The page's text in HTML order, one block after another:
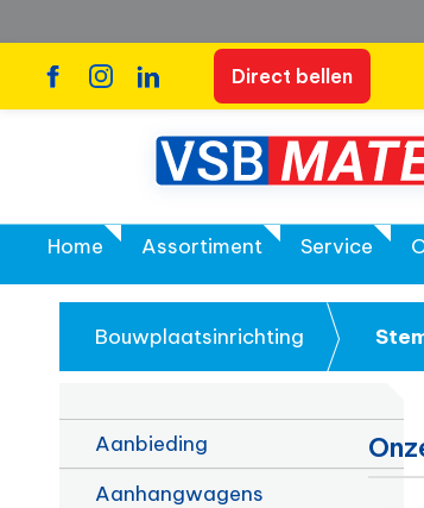
Direct bellen
Home Assortiment Service
Bouwplaatsinrichting
Aanbieding
Aanhangwagens